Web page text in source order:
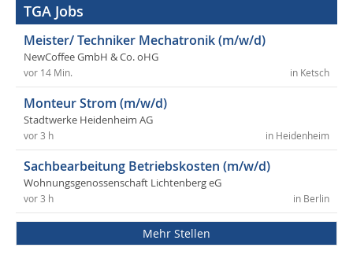
TGA Jobs
Meister/ Techniker Mechatronik (m/w/d)
NewCoffee GmbH & Co. oHG
in Ketsch
vor 14 Min.
Monteur Strom (m/w/d)
Stadtwerke Heidenheim AG
in Heidenheim
vor 3 h
Sachbearbeitung Betriebskosten (m/w/d)
Wohnungsgenossenschaft Lichtenberg eG
in Berlin
vor 3 h
Mehr Stellen